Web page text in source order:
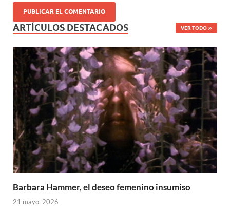
ARTÍCULOS DESTACADOS VER TODO
Barbara Hammer, el deseo femenino insumiso
21 mayo, 2026